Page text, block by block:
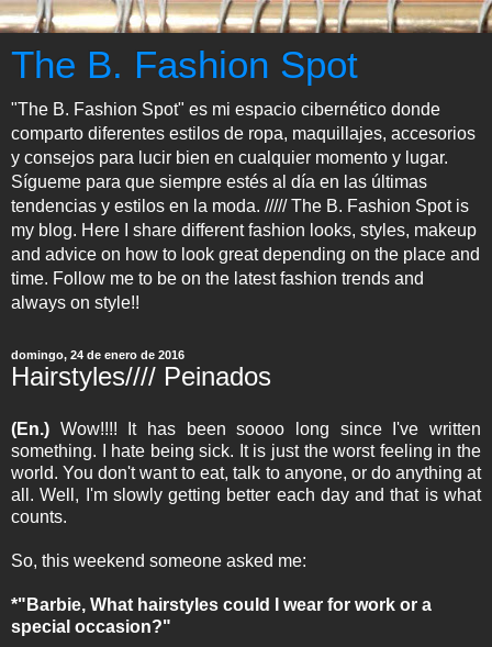
The B. Fashion Spot
"The B. Fashion Spot" es mi espacio cibernético donde
comparto diferentes estilos de ropa, maquillajes, accesorios
y consejos para lucir bien en cualquier momento y lugar.
Sígueme para que siempre estés al día en las últimas
tendencias y estilos en la moda. ///// The B. Fashion Spot is
my blog. Here I share different fashion looks, styles, makeup
and advice on how to look great depending on the place and
time. Follow me to be on the latest fashion trends and
always on style!!
domingo, 24 de enero de 2016
Hairstyles//// Peinados
(En.) Wow!!!! It has been soooo long since I've written
something. I hate being sick. It is just the worst feeling in the
world. You don't want to eat, talk to anyone, or do anything at
all. Well, I'm slowly getting better each day and that is what
counts.
So, this weekend someone asked me:
*"Barbie, What hairstyles could I wear for work or a
special occasion?"